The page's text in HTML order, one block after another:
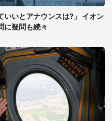
いいとアナウンスは?」 イオン
に疑問も続々